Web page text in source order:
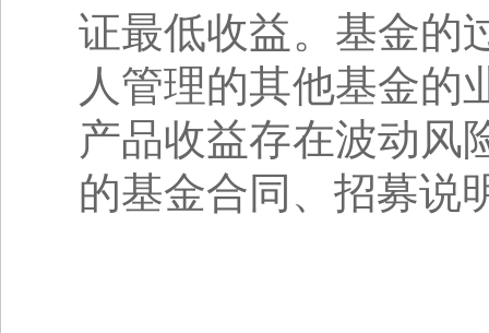
证最低收益。基金的
人管理的其他基金的
产品收益存在波动风
的基金合同、招募说